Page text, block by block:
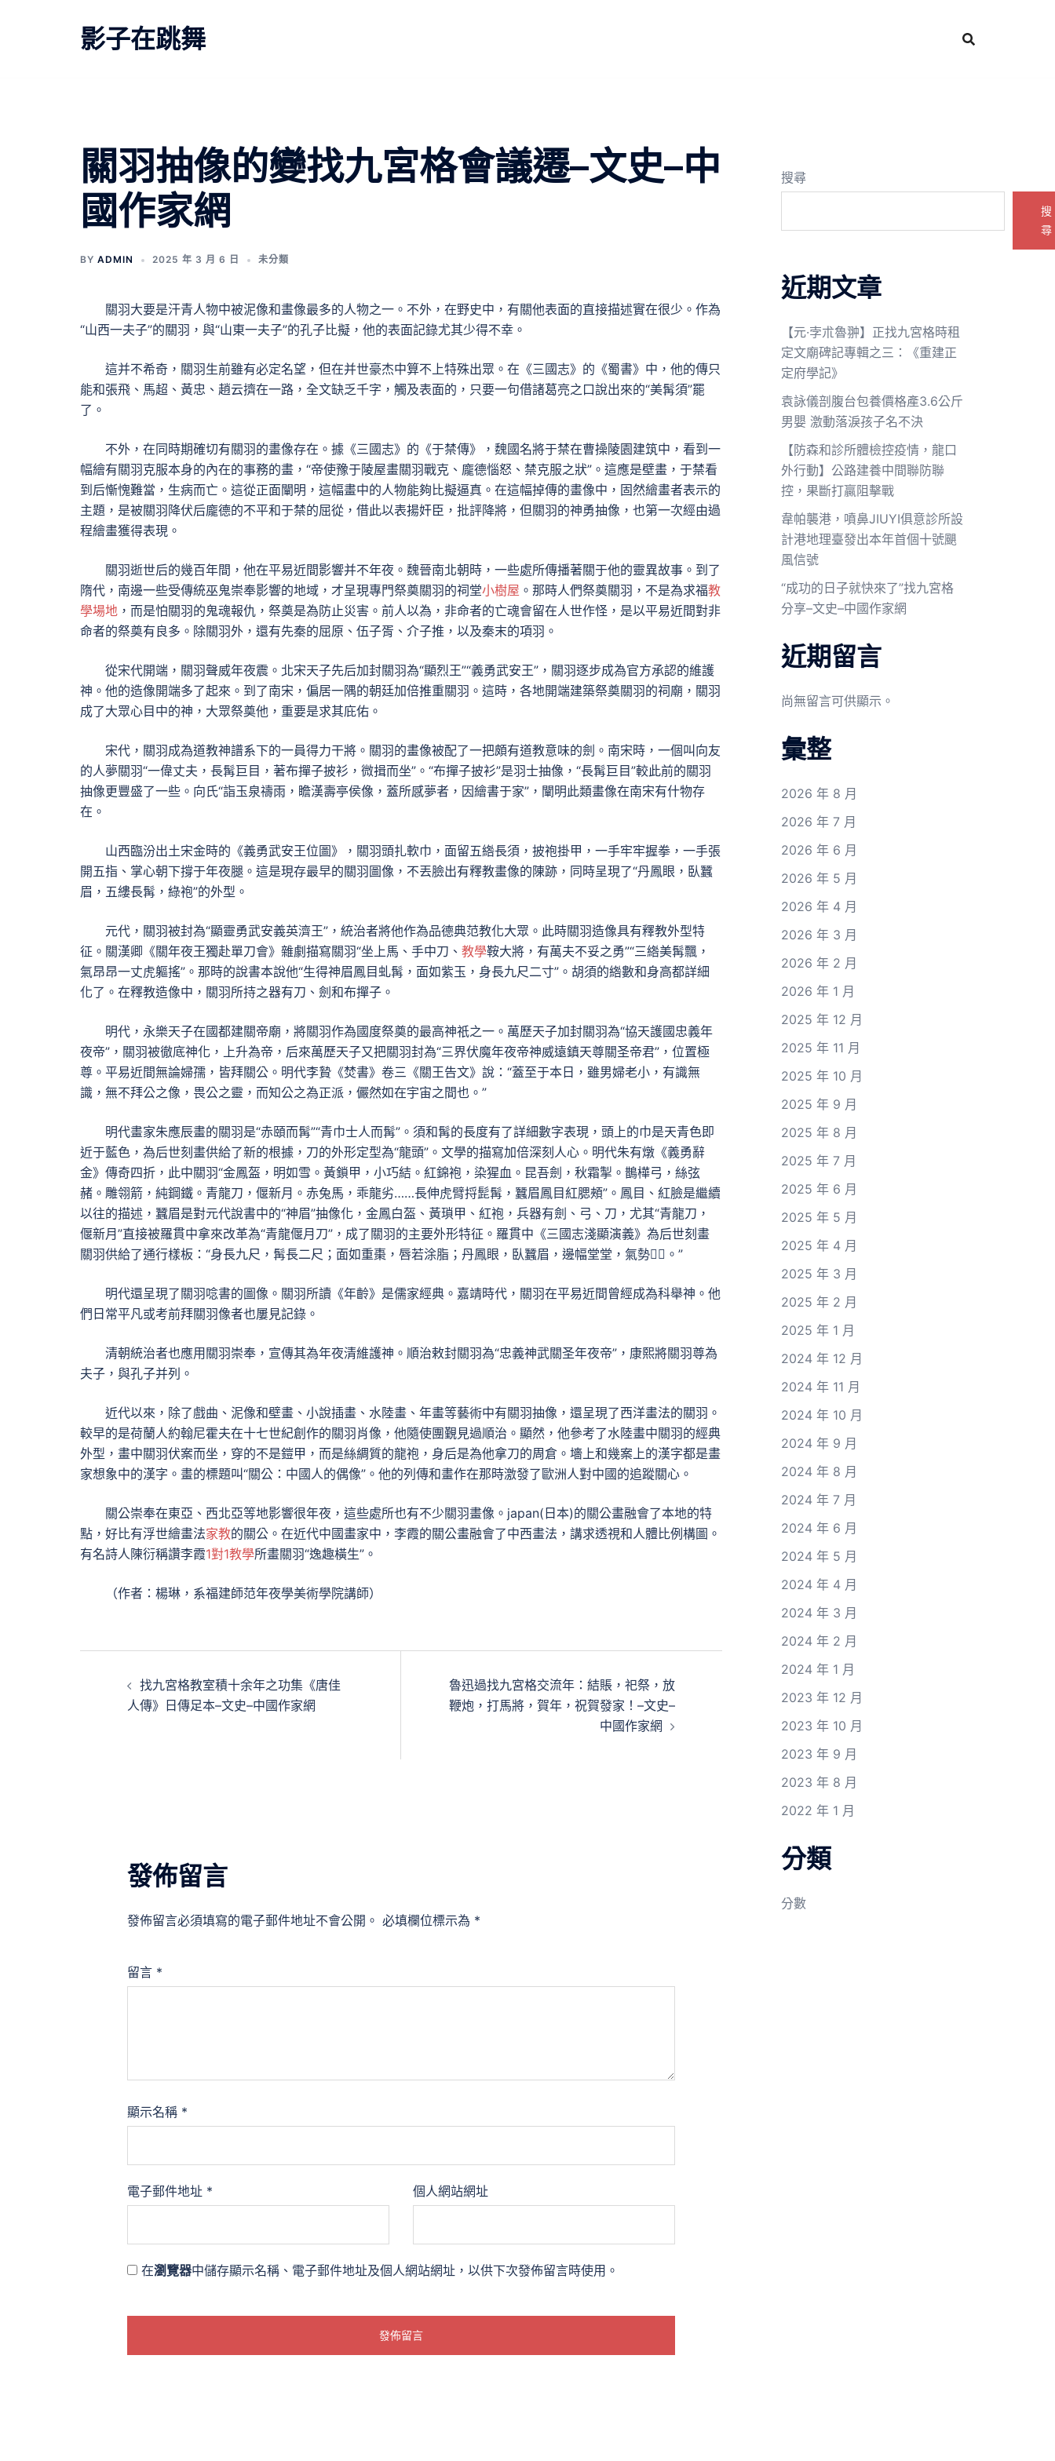
影子在跳舞
關羽抽像的變找九宮格會議遷–文史–中
國作家網
BY ADMIN 2025 年 3 月 6 日 未分類
關羽大要是汗青人物中被泥像和畫像最多的人物之一。不外，在野史中，有關他表面的直接描述實在很少。作為
“山西一夫子”的關羽，與“山東一夫子”的孔子比擬，他的表面記錄尤其少得不幸。
這并不希奇，關羽生前雖有必定名望，但在并世豪杰中算不上特殊出眾。在《三國志》的《蜀書》中，他的傳只
能和張飛、馬超、黃忠、趙云擠在一路，全文缺乏千字，觸及表面的，只要一句借諸葛亮之口說出來的“美髯須”罷
了。
不外，在同時期確切有關羽的畫像存在。據《三國志》的《于禁傳》，魏國名將于禁在曹操陵園建筑中，看到一
幅繪有關羽克服本身的內在的事務的畫，“帝使豫于陵屋畫關羽戰克、龐德惱怒、禁克服之狀”。這應是壁畫，于禁看
到后慚愧難當，生病而亡。這從正面闡明，這幅畫中的人物能夠比擬逼真。在這幅掉傳的畫像中，固然繪畫者表示的
主題，是被關羽降伏后龐德的不平和于禁的屈從，借此以表揚奸臣，批評降將，但關羽的神勇抽像，也第一次經由過
程繪畫獲得表現。
關羽逝世后的幾百年間，他在平易近間影響并不年夜。魏晉南北朝時，一些處所傳播著關于他的靈異故事。到了
隋代，南邊一些受傳統巫鬼崇奉影響的地域，才呈現專門祭奠關羽的祠堂小樹屋 。那時人們祭奠關羽，不是為求福教
學場地 ，而是怕關羽的鬼魂報仇，祭奠是為防止災害。前人以為，非命者的亡魂會留在人世作怪，是以平易近間對非
命者的祭奠有良多。除關羽外，還有先秦的屈原、伍子胥、介子推，以及秦末的項羽。
從宋代開端，關羽聲威年夜震。北宋天子先后加封關羽為“顯烈王”“義勇武安王”，關羽逐步成為官方承認的維護
神。他的造像開端多了起來。到了南宋，偏居一隅的朝廷加倍推重關羽。這時，各地開端建築祭奠關羽的祠廟，關羽
成了大眾心目中的神，大眾祭奠他，重要是求其庇佑。
宋代，關羽成為道教神譜系下的一員得力干將。關羽的畫像被配了一把頗有道教意味的劍。南宋時，一個叫向友
的人夢關羽“一偉丈夫，長髯巨目，著布撣子披衫，微揖而坐”。“布撣子披衫”是羽士抽像，“長髯巨目”較此前的關羽
抽像更豐盛了一些。向氏“詣玉泉禱雨，瞻漢壽亭侯像，蓋所感夢者，因繪書于家”，闡明此類畫像在南宋有什物存
在。
山西臨汾出土宋金時的《義勇武安王位圖》，關羽頭扎軟巾，面留五綹長須，披袍掛甲，一手牢牢握拳，一手張
開五指、掌心朝下撐于年夜腿。這是現存最早的關羽圖像，不丟臉出有釋教畫像的陳跡，同時呈現了“丹鳳眼，臥蠶
眉，五縷長髯，綠袍”的外型。
元代，關羽被封為“顯靈勇武安義英濟王”，統治者將他作為品德典范教化大眾。此時關羽造像具有釋教外型特
征。關漢卿《關年夜王獨赴單刀會》雜劇描寫關羽“坐上馬、手中刀、 教學鞍大將，有萬夫不妥之勇”“三綹美髯飄，
氣昂昂一丈虎軀搖”。那時的說書本說他“生得神眉鳳目虬髯，面如紫玉，身長九尺二寸”。胡須的綹數和身高都詳細
化了。在釋教造像中，關羽所持之器有刀、劍和布撣子。
明代，永樂天子在國都建關帝廟，將關羽作為國度祭奠的最高神祇之一。萬歷天子加封關羽為“協天護國忠義年
夜帝”，關羽被徹底神化，上升為帝，后來萬歷天子又把關羽封為“三界伏魔年夜帝神威遠鎮天尊關圣帝君”，位置極
尊。平易近間無論婦孺，皆拜關公。明代李贄《焚書》卷三《關王告文》說：“蓋至于本日，雖男婦老小，有識無
識，無不拜公之像，畏公之靈，而知公之為正派，儼然如在宇宙之間也。”
明代畫家朱應辰畫的關羽是“赤頤而髯”“青巾士人而髯”。須和髯的長度有了詳細數字表現，頭上的巾是天青色即
近于藍色，為后世刻畫供給了新的根據，刀的外形定型為“龍頭”。文學的描寫加倍深刻人心。明代朱有燉《義勇辭
金》傳奇四折，此中關羽“金鳳盔，明如雪。黃鎖甲，小巧結。紅錦袍，染猩血。昆吾劍，秋霜掣。鵲樺弓，絲弦
赭。雕翎箭，純鋼鐵。青龍刀，偃新月。赤兔馬，乖龍劣……長伸虎臂捋髭髯，蠶眉鳳目紅腮頰”。鳳目、紅臉是繼續
以往的描述，蠶眉是對元代說書中的“神眉”抽像化，金鳳白盔、黃瑣甲、紅袍，兵器有劍、弓、刀，尤其“青龍刀，
偃新月”直接被羅貫中拿來改革為“青龍偃月刀”，成了關羽的主要外形特征。羅貫中《三國志淺顯演義》為后世刻畫
關羽供給了通行樣板：“身長九尺，髯長二尺；面如重棗，唇若涂脂；丹鳳眼，臥蠶眉，邊幅堂堂，氣勢。”
明代還呈現了關羽唸書的圖像。關羽所讀《年齡》是儒家經典。嘉靖時代，關羽在平易近間曾經成為科舉神。他
們日常平凡或考前拜關羽像者也屢見記錄。
清朝統治者也應用關羽崇奉，宣傳其為年夜清維護神。順治敕封關羽為“忠義神武關圣年夜帝”，康熙將關羽尊為
夫子，與孔子并列。
近代以來，除了戲曲、泥像和壁畫、小說插畫、水陸畫、年畫等藝術中有關羽抽像，還呈現了西洋畫法的關羽。
較早的是荷蘭人約翰尼霍夫在十七世紀創作的關羽肖像，他隨使團覲見過順治。顯然，他參考了水陸畫中關羽的經典
外型，畫中關羽伏案而坐，穿的不是鎧甲，而是絲綢質的龍袍，身后是為他拿刀的周倉。墻上和幾案上的漢字都是畫
家想象中的漢字。畫的標題叫“關公：中國人的偶像”。他的列傳和畫作在那時激發了歐洲人對中國的追蹤關心。
關公崇奉在東亞、西北亞等地影響很年夜，這些處所也有不少關羽畫像。japan(日本)的關公畫融會了本地的特
點，好比有浮世繪畫法家教的關公。在近代中國畫家中，李霞的關公畫融會了中西畫法，講求透視和人體比例構圖。
有名詩人陳衍稱讚李霞1對1教學所畫關羽“逸趣橫生”。
（作者：楊琳，系福建師范年夜學美術學院講師）
找九宮格教室積十余年之功集《唐佳
人傳》日傳足本–文史–中國作家網
魯迅過找九宮格交流年：結賬，祀祭，放
鞭炮，打馬將，賀年，祝賀發家！–文史–
中國作家網
發佈留言
發佈留言必須填寫的電子郵件地址不會公開。 必填欄位標示為 *
留言 *
顯示名稱 *
電子郵件地址 * 個人網站網址
在瀏覽器中儲存顯示名稱、電子郵件地址及個人網站網址，以供下次發佈留言時使用。
搜尋
搜
尋
近期文章
【元·孛朮魯翀】正找九宮格時租
定文廟碑記專輯之三：《重建正
定府學記》
袁詠儀剖腹台包養價格產3.6公斤
男嬰 激動落淚孩子名不決
【防森和診所體檢控疫情，龍口
外行動】公路建養中間聯防聯
控，果斷打贏阻擊戰
韋帕襲港，噴鼻JIUYI俱意診所設
計港地理臺發出本年首個十號颶
風信號
“成功的日子就快來了”找九宮格
分享–文史–中國作家網
近期留言
尚無留言可供顯示。
彙整
2026 年 8 月
2026 年 7 月
2026 年 6 月
2026 年 5 月
2026 年 4 月
2026 年 3 月
2026 年 2 月
2026 年 1 月
2025 年 12 月
2025 年 11 月
2025 年 10 月
2025 年 9 月
2025 年 8 月
2025 年 7 月
2025 年 6 月
2025 年 5 月
2025 年 4 月
2025 年 3 月
2025 年 2 月
2025 年 1 月
2024 年 12 月
2024 年 11 月
2024 年 10 月
2024 年 9 月
2024 年 8 月
2024 年 7 月
2024 年 6 月
2024 年 5 月
2024 年 4 月
2024 年 3 月
2024 年 2 月
2024 年 1 月
2023 年 12 月
2023 年 10 月
2023 年 9 月
2023 年 8 月
2022 年 1 月
分類
分數